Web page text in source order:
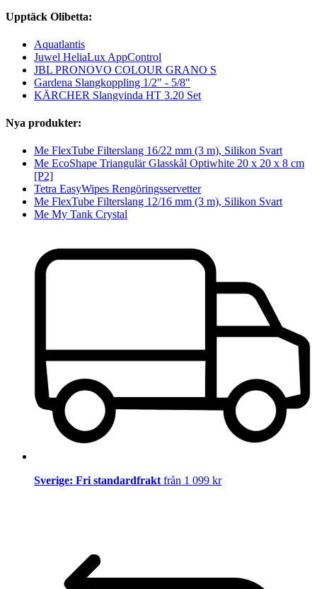
Upptäck Olibetta:
Aquatlantis
Juwel HeliaLux AppControl
JBL PRONOVO COLOUR GRANO S
Gardena Slangkoppling 1/2" - 5/8"
KÄRCHER Slangvinda HT 3.20 Set
Nya produkter:
Me FlexTube Filterslang 16/22 mm (3 m), Silikon Svart
Me EcoShape Triangulär Glasskål Optiwhite 20 x 20 x 8 cm
[P2]
Tetra EasyWipes Rengöringsservetter
Me FlexTube Filterslang 12/16 mm (3 m), Silikon Svart
Me My Tank Crystal
Sverige: Fri standardfrakt från 1 099 kr